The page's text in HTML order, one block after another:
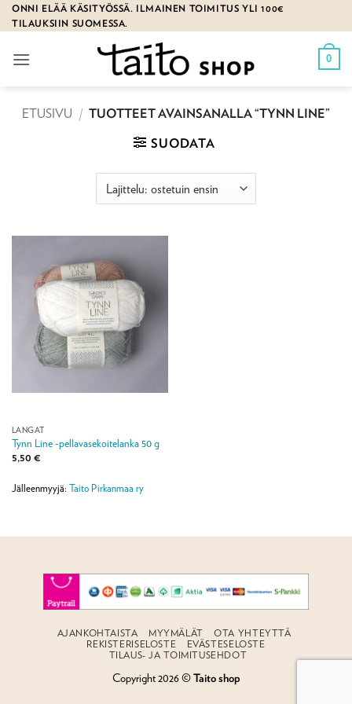
Skip
to
ONNI ELÄÄ KÄSITYÖSSÄ. ILMAINEN TOIMITUS YLI 100€
TILAUKSIIN SUOMESSA.
0
ETUSIVU / TUOTTEET AVAINSANALLA “TYNN LINE”
SUODATA
LANGAT
Tynn Line -pellavasekoitelanka 50 g
5,50 €
Jälleenmyyjä: Taito Pirkanmaa ry
AJANKOHTAISTA MYYMÄLÄT
OTA YHTEYTTÄ
REKISTERISELOSTE
EVÄSTESELOSTE
TILAUS- JA TOIMITUSEHDOT
Copyright 2026 ©Taito shop